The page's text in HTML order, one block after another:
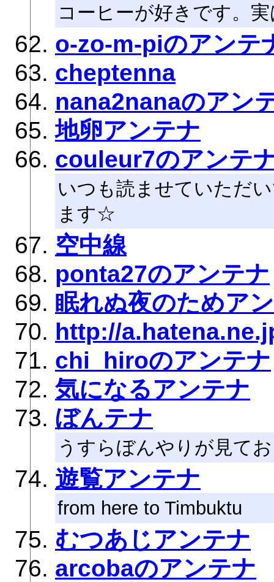
コーヒーが好きです。
o-zo-m-piのアンテ
cheptenna
nana2nanaのアン
地卵アンテナ
couleur7のアンテ
いつも読ませていただ
ます☆
空中線
ponta27のアンテナ
眠れぬ夜のためア
http://
chi_hiroのアンテナ
気になるアンテナ
ぼんテナ
うすらぼんやりが見て
遊覧アンテナ
from here to Timbuktu
むつあじアンテナ
arcobaのアンテナ